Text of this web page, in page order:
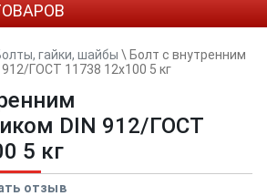
гайки, шайбы \ Болт с внутренним
ГОСТ 11738 12х100 5 кг
DIN 912/ГОСТ
5 кг
отзыв